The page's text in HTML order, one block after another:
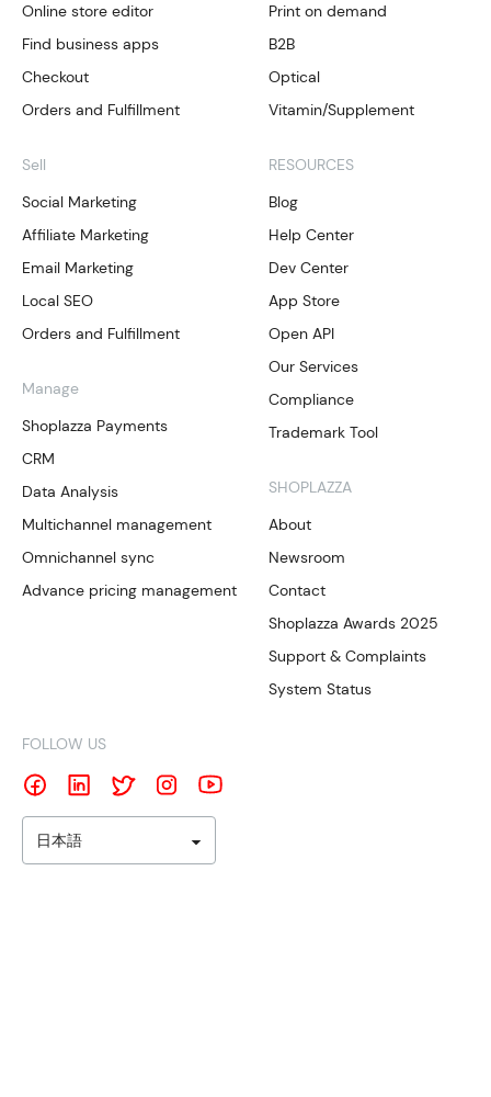
Online store editor
Find business apps
Checkout
Orders and Fulfillment
Sell
Social Marketing
Affiliate Marketing
Email Marketing
Local SEO
Orders and Fulfillment
Manage
Shoplazza Payments
CRM
Data Analysis
Multichannel management
Omnichannel sync
Advance pricing management
Print on demand
B2B
Optical
Vitamin/Supplement
RESOURCES
Blog
Help Center
Dev Center
App Store
Open API
Our Services
Compliance
Trademark Tool
SHOPLAZZA
About
Newsroom
Contact
Shoplazza Awards 2025
Support & Complaints
System Status
FOLLOW US
日本語